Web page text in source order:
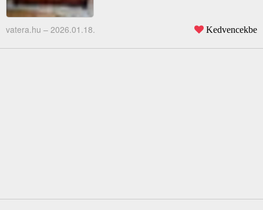
vatera.hu – 2026.01.18. Kedvencekbe